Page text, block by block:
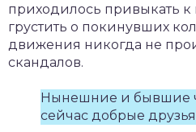
приходилось привыкать
грустить о покинувших
движения никогда не
скандалов.
Нынешние и бывшие
сейчас добрые